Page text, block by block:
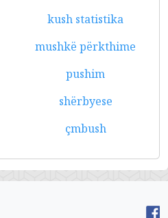
kush statistika
mushkë përkthime
pushim
shërbyese
çmbush